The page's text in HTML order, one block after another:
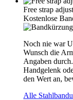
Free strap
Kostenlose
Noch nie war
Wunsch die
Angaben
Handgelenk
den Wert an,
Alle